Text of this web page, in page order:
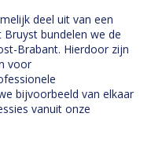
deel uit van een
bundelen we de
Brabant. Hierdoor zijn
voor
bijvoorbeeld van elkaar
vanuit onze